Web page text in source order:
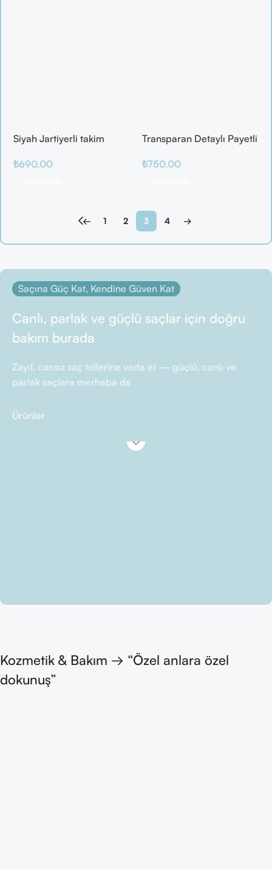
Siyah Jartiyerli takim
₺690.00
Transparan Detaylı Payetli
₺750.00
← 1 2 3 4 →
Saçına Güç Kat, Kendine Güven Kat
Canlı, parlak ve güçlü saçlar için doğru
bakım burada
Zayıf, cansız saç tellerine veda et — güçlü, canlı ve
parlak saçlara merhaba de
Ürünler
Kozmetik & Bakım → “Özel anlara özel
dokunuş”